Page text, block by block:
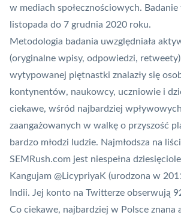
w mediach społecznościowych.
listopada do 7 grudnia 2020 roku.
Metodologia badania uwzględniała
(oryginalne wpisy, odpowiedzi,
wytypowanej piętnastki znalazły się
kontynentów, naukowcy, uczniowie i
ciekawe, wśród najbardziej
zaangażowanych w walkę o przyszość
bardzo młodzi ludzie. Najmłodsza na
SEMRush.com jest niespełna
Kangujam @LicypriyaK (urodzona w
Indii. Jej konto na Twitterze obserwują
Co ciekawe, najbardziej w Polsce znana